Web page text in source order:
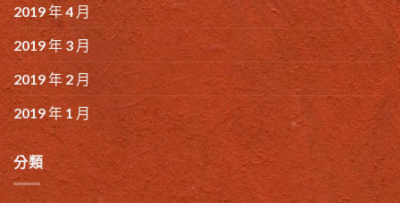
2019 年 4 月
2019 年 3 月
2019 年 2 月
2019 年 1 月
分類